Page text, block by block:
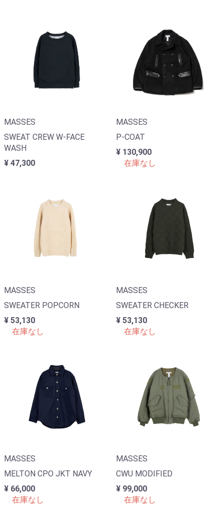
MASSES
SWEAT CREW W-FACE
WASH
¥ 47,300
MASSES
P-COAT
¥ 130,900
在庫なし
MASSES
SWEATER POPCORN
¥ 53,130
在庫なし
MASSES
SWEATER CHECKER
¥ 53,130
在庫なし
MASSES
MELTON CPO JKT NAVY
¥ 66,000
在庫なし
MASSES
CWU MODIFIED
¥ 99,000
在庫なし